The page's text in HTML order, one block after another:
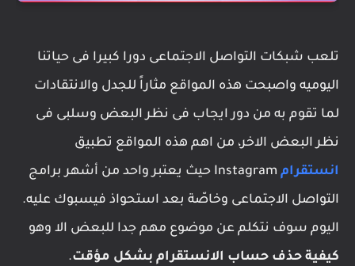
تلعب شبكات التواصل الاجتماعى دورا كبيرا فى حياتنا
اليوميه واصبحت هذه المواقع مثاراً للجدل والانتقادات
لما تقوم به من دور ايجاب فى نظر البعض وسلبى فى
نظر البعض الاخر، من اهم هذه المواقع تطبيق
انستقرام
Instagram حيث يعتبر واحد من أشهر برامج
التواصل الاجتماعى وخاصّة بعد استحواذ فيسبوك عليه.
اليوم سوف نتكلم عن موضوع مهم جدا للبعض الا وهو
كيفية حذف حساب الانستقرام بشكل مؤقت.